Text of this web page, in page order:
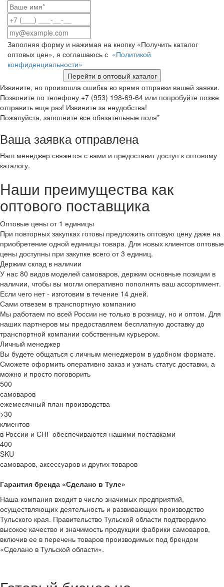
Заполняя форму и нажимая на кнопку «Получить каталог
оптовых цен», я соглашаюсь с «Политикой
конфиденциальности»
Перейти в оптовый каталог
Извините, но произошла ошибка во время отправки вашей заявки.
Позвоните по телефону +7 (953) 198-69-64 или попробуйте позже
отправить еще раз! Извините за неудобства!
Пожалуйста, заполните все обязательные поля*
Ваша заявка отправлена
Наш менеджер свяжется с вами и предоставит доступ к оптовому
каталогу.
Наши преимущества как
оптового поставщика
Оптовые цены от 1 единицы
При повторных закупках готовы предложить оптовую цену даже на
приобретение одной единицы товара. Для новых клиентов оптовые
цены доступны при закупке всего от 3 единиц.
Держим склад в наличии
У нас 80 видов моделей самоваров, держим основные позиции в
наличии, чтобы вы могли оперативно пополнять ваш ассортимент.
Если чего нет - изготовим в течение 14 дней.
Сами отвезем в транспортную компанию
Мы работаем по всей России не только в розницу, но и оптом. Для
наших партнеров мы предоставляем бесплатную доставку до
транспортной компании собственным курьером.
Личный менеджер
Вы будете общаться с личным менеджером в удобном формате.
Сможете оформить оперативно заказ и узнать статус доставки, а
можно и просто поговорить
500
самоваров
ежемесячный план производства
>30
клиентов
в России и СНГ обеспечиваются нашими поставками
400
SKU
самоваров, аксессуаров и других товаров
Гарантия бренда «Сделано в Туле»
Наша компания входит в число значимых предприятий,
осуществляющих деятельность и развивающих производство
Тульского края. Правительство Тульской области подтвердило
высокое качество и значимость продукции фабрики самоваров,
включив ее в перечень товаров производимых под брендом
«Сделано в Тульской области».